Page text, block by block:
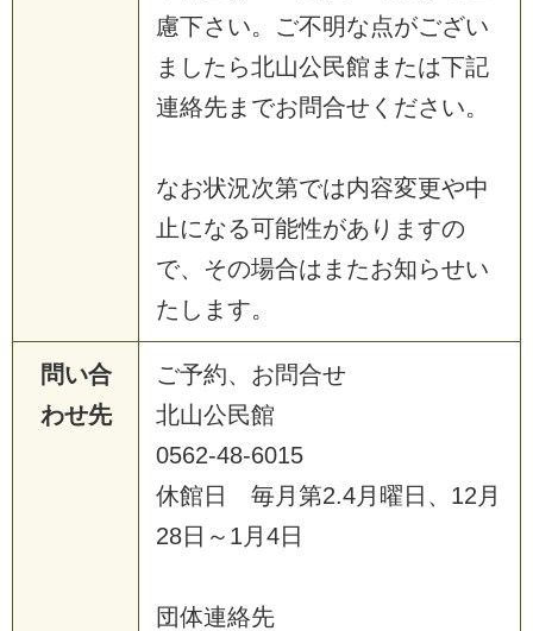
慮下さ い。 ご不明な点がござい
ま した ら北山公民館 ま たは下記
連絡先ま でお問合せ く ださ い。
なお状況次第では内容変更や中
止になる可能性があ り ま すの
で、 その場合は ま たお知 らせい
た し ま す。
問い合
わせ先
ご予約、 お問合せ
北山公民館
0562-48-6015
休館 日 毎月 第2.4月 曜 日 、 12 月
28日 ～ 1 月 4日
団体連絡先